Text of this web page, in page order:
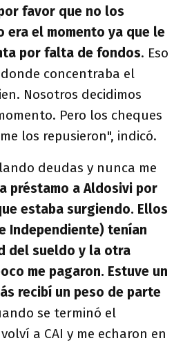
favor que no los
era el momento ya que le
por falta de fondos. Eso
concentraba el
Nosotros decidimos
Pero los cheques
los repusieron", indicó.
deudas y nunca me
préstamo a Aldosivi por
estaba surgiendo. Ellos
Independiente) tenían
del sueldo y la otra
me pagaron. Estuve un
recibí un peso de parte
se terminó el
a CAI y me echaron en